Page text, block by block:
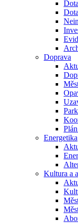
Doprava
Energetika
Kultura a